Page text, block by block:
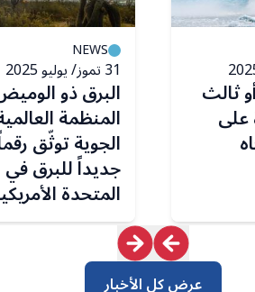
ثالث
على
NEWS
31 تموز/ يوليو 2025
البرق ذو
المنظمة
الجوية توثّق
جديداً
المتحدة
عرض كل الأخبار